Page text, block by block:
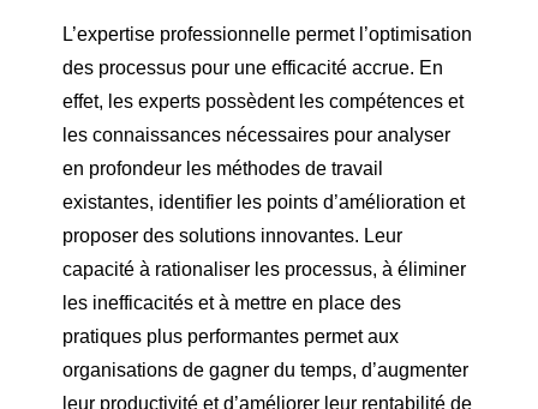
L’expertise professionnelle permet l’optimisation
des processus pour une efficacité accrue. En
effet, les experts possèdent les compétences et
les connaissances nécessaires pour analyser
en profondeur les méthodes de travail
existantes, identifier les points d’amélioration et
proposer des solutions innovantes. Leur
capacité à rationaliser les processus, à éliminer
les inefficacités et à mettre en place des
pratiques plus performantes permet aux
organisations de gagner du temps, d’augmenter
leur productivité et d’améliorer leur rentabilité de